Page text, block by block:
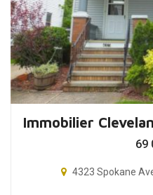
69
4323 Spokane